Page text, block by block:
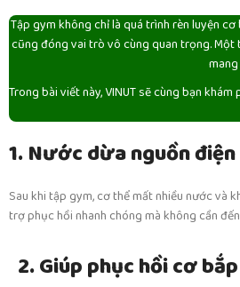
Tập gym không chỉ là quá trình rèn luyện
cũng đóng vai trò vô cùng quan trọng.
Trong bài viết này, VINUT sẽ cùng bạn
Read more
1. Nước dừa nguồn
Sau khi tập gym, cơ thể mất nhiều nước và
trợ phục hồi nhanh chóng mà không cần
2. Giúp phục hồi cơ bắp